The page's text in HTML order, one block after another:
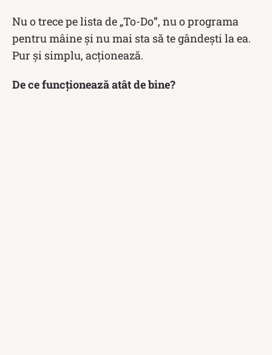
Nu o trece pe lista de „To-Do”, nu o programa
pentru mâine și nu mai sta să te gândești la ea.
Pur și simplu, acționează.
De ce funcționează atât de bine?